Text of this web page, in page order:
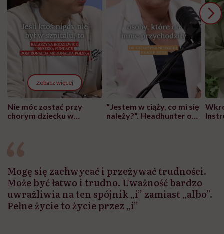
Zobacz więcej
Nie móc zostać przy
chorym dziecku w
"Jestem w ciąży, co mi się
należy?". Headhunter o
Mogę się zachwycać i przeżywać trudności.
Może być łatwo i trudno. Uważność bardzo
uwrażliwia na ten spójnik „i” zamiast „albo”.
Pełne życie to życie przez „i”